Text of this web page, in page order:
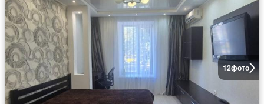
12фото